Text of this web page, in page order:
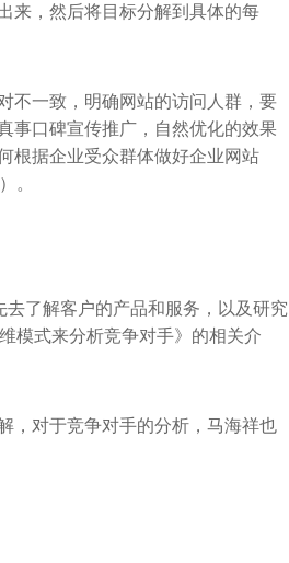
来，然后将目标分解到具体的每
不一致，明确网站的访问人群，要
事口碑宣传推广，自然优化的效果
根据企业受众群体做好企业网站
。
去了解客户的产品和服务，以及研究
模式来分析竞争对手》的相关介
，对于竞争对手的分析，马海祥也